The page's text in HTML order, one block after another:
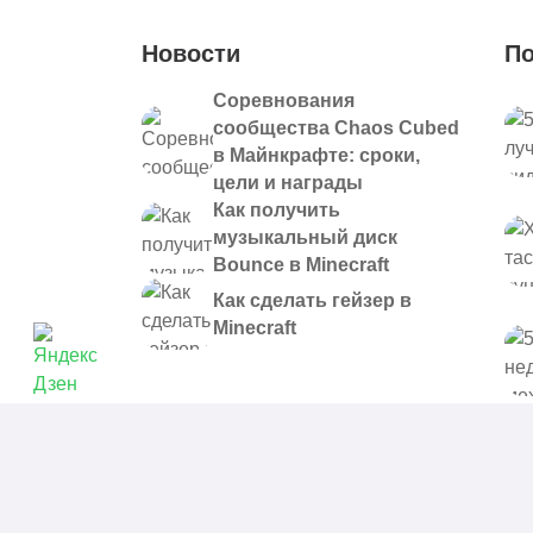
Новости
Соревнования
сообщества Chaos Cubed
в Майнкрафте: сроки,
цели и награды
Как получить
музыкальный диск
Bounce в Minecraft
Как сделать гейзер в
Minecraft